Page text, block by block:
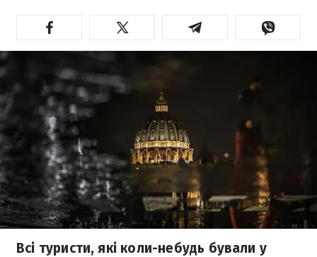
Всі туристи, які коли-небудь бували у